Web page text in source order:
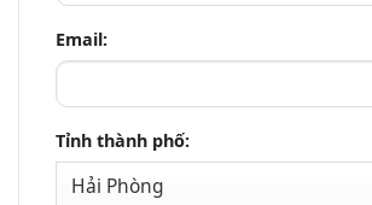
Email:
Tỉnh thành phố: